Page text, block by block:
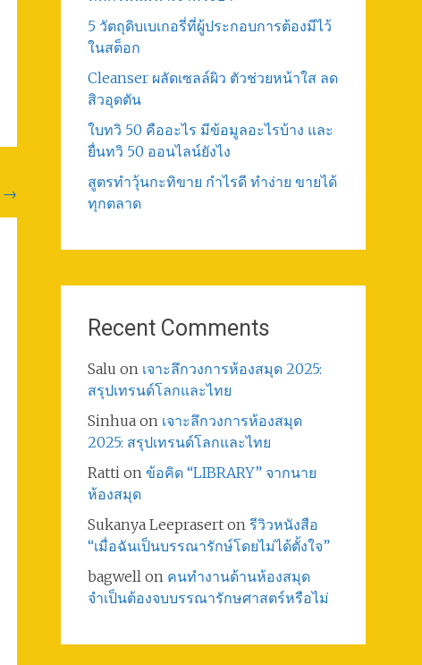
→
5 วัตถุดิบเบเกอรี่ที่ผู้ประกอบการต้องมีไว้
ในสต็อก
Cleanser ผลัดเซลล์ผิว ตัวช่วยหน้าใส ลด
สิวอุดตัน
ใบทวิ 50 คืออะไร มีข้อมูลอะไรบ้าง และ
ยื่นทวิ 50 ออนไลน์ยังไง
สูตรทําวุ้นกะทิขาย กำไรดี ทำง่าย ขายได้
ทุกตลาด
Recent Comments
Salu on เจาะลึกวงการห้องสมุด 2025:
สรุปเทรนด์โลกและไทย
Sinhuaon เจาะลึกวงการห้องสมุด
2025: สรุปเทรนด์โลกและไทย
Rattion ข้อคิด “LIBRARY” จากนาย
ห้องสมุด
Sukanya Leepraserton รีวิวหนังสือ
“เมื่อฉันเป็นบรรณารักษ์โดยไม่ได้ตั้งใจ”
bagwellon คนทำงานด้านห้องสมุด
จำเป็นต้องจบบรรณารักษศาสตร์หรือไม่